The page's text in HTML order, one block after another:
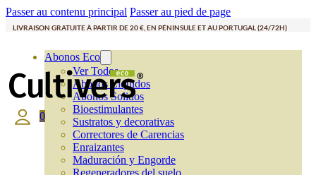
Passer au contenu principal Passer au pied de page
LIVRAISON GRATUITE À PARTIR DE 20 €, EN PÉNINSULE ET AU PORTUGAL (24/72H)
Abonos Eco
Ver Todos
Abonos Líquidos
Abonos Solidos
Bioestimulantes
Sustratos y decorativas
Correctores de Carencias
Enraizantes
Maduración y Engorde
Regeneradores del suelo
0